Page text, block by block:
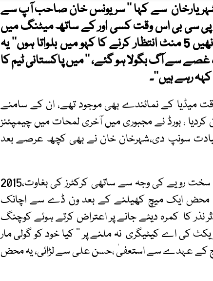
سے کہا ’’ سر یونس خان صاحب آپ سے
پی سی بی اس وقت کسی اور کے ساتھ میٹنگ میں
مصروف تھے لہٰذا جواب دیا کہ ’’ انھیں 5 منٹ انتظار کرنے کا کہو میں بلواتا ہوں‘‘ یہ
غصے سے آگ بگولا ہو گئے، ’’ میں پاکستانی ٹیم کا
رہے ہیں‘‘۔
وقت میڈیا کے نمائندے بھی موجود تھے، ان کے سامنے
، بورڈ نے مجبوری میں آخری لمحات میں چیمپئنز
کو قیادت سونپ دی،شہرخان خان نے بھی کچھ عرصے بعد
ٹی ٹوئنٹی ورلڈکپ میں فتح کے باوجود سخت رویے کی وجہ سے ساتھی کرکٹرز کی بغاوت،2015
کا محض ایک میچ کھیلنے کے بعد ون ڈے سے اچانک
نذر کا کمرہ دیئے جانے پر اعتراض کرتے ہوئے کوچنگ
کی اے کیٹیگری نہ ملنے پر ’’ کیا خود کو گولی مار
کوچ کے عہدے سے استعفیٰ ،حسن علی سے لڑائی، یہ محض